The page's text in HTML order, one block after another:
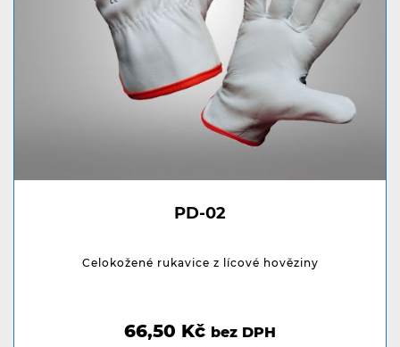
PD-02
Celokožené rukavice z lícové hověziny
66,50 Kč bez DPH